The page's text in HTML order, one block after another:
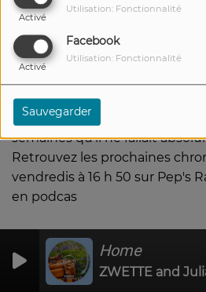
Activé
Utilisation: Fonctionnalité
Facebook
Activé
Utilisation: Fonctionnalité
Sauvegarder
Home
ZWETTE and
0
13 JUILLET 2022
Écouter le podcast
Cette semaine dans la
Prose, Sylvain revient sur les
semaines qu'il ne fallait
Retrouvez les prochaines
vendredis à 16 h 50 sur Pep's
en podcas